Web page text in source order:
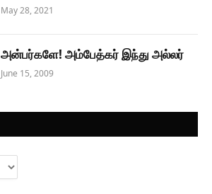
May 28, 2021
அன்பர்களே! அம்பேத்கர் இந்து அல்லர்
June 15, 2009